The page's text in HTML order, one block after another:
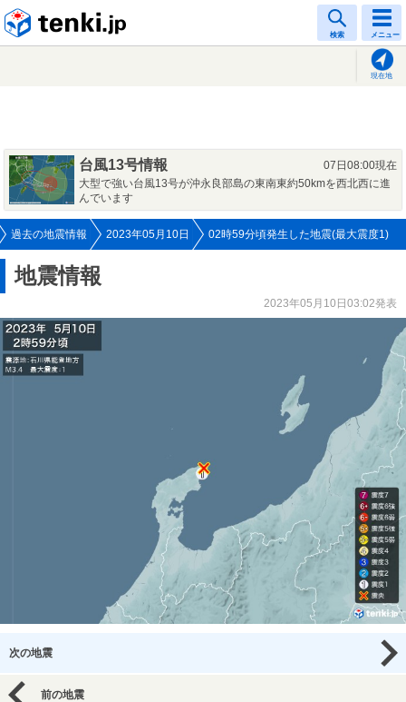
検索 メニュー
現在地
台風13号情報
07日08:00現在
大型で強い台風13号が沖永良部島の東南東約50kmを西北西に進
んでいます
過去の地震情報 2023年05月10日 02時59分頃発生した地震(最大震度1)
地震情報
2023年05月10日03:02発表
次の地震
前の地震